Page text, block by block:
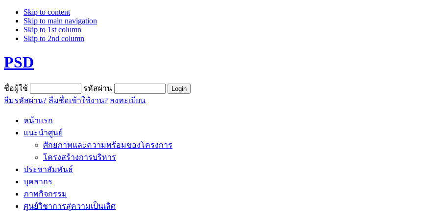
Skip to content
Skip to main navigation
Skip to 1st column
Skip to 2nd column
PSD
ชื่อผู้ใช้
รหัสผ่าน
ลืมรหัสผ่าน? ลืมชื่อเข้าใช้งาน? ลงทะเบียน
หน้าแรก
แนะนำศูนย์
ศักยภาพและความพร้อมของโครงการ
โครงสร้างการบริหาร
ประชาสัมพันธ์
บุคลากร
ภาพกิจกรรม
ศูนย์วิชาการสู่ความเป็นเลิศ